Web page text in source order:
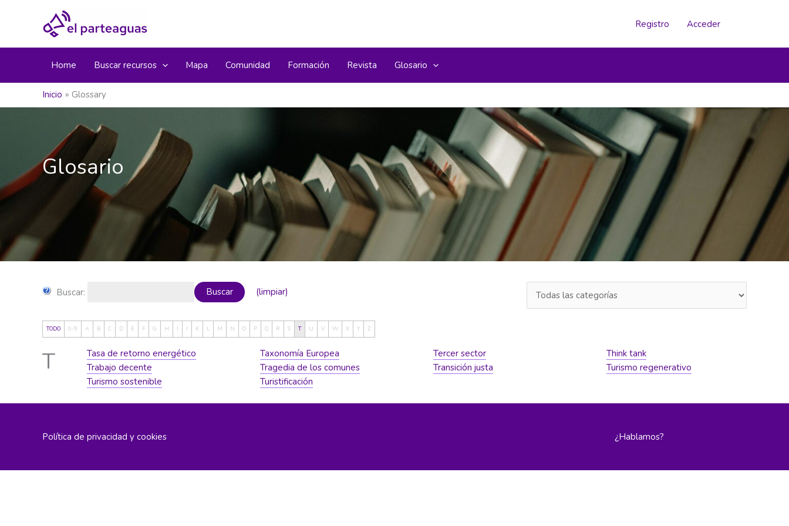
Registro Acceder
Home Buscar recursos Mapa Comunidad Formación Revista Glosario
Inicio Glossary
Glosario
Buscar: Buscar (limpiar)
TODO 0-9 A B C D E F G H I J K L M N O P Q R S T U V W X Y Z
T Tasa de retorno energético Taxonomía Europea Tercer sector
Think tank
Trabajo decente
Tragedia de los comunes Transición justa
Turismo regenerativo
Turismo sostenible
Turistificación
Política de privacidad y cookies ¿Hablamos?